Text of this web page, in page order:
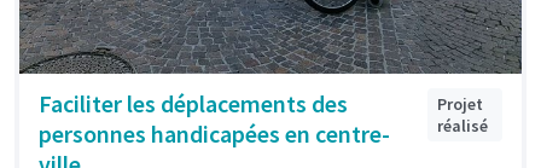
Faciliter les déplacements des
personnes handicapées en centre-
Projet
réalisé